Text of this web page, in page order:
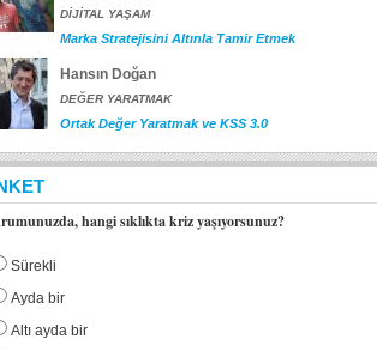
DİJİTAL YAŞAM
Marka Stratejisini Altınla Tamir Etmek
Hansın Doğan
DEĞER YARATMAK
Ortak Değer Yaratmak ve KSS 3.0
hangi sıklıkta kriz yaşıyorsunuz?
Sürekli
Ayda bir
Altı ayda bir